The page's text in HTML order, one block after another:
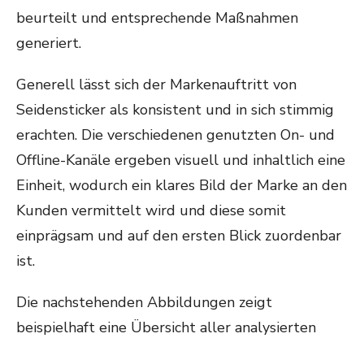
beurteilt und entsprechende Maßnahmen
generiert.
Generell lässt sich der Markenauftritt von
Seidensticker als konsistent und in sich stimmig
erachten. Die verschiedenen genutzten On- und
Offline-Kanäle ergeben visuell und inhaltlich eine
Einheit, wodurch ein klares Bild der Marke an den
Kunden vermittelt wird und diese somit
einprägsam und auf den ersten Blick zuordenbar
ist.
Die nachstehenden Abbildungen zeigt
beispielhaft eine Übersicht aller analysierten